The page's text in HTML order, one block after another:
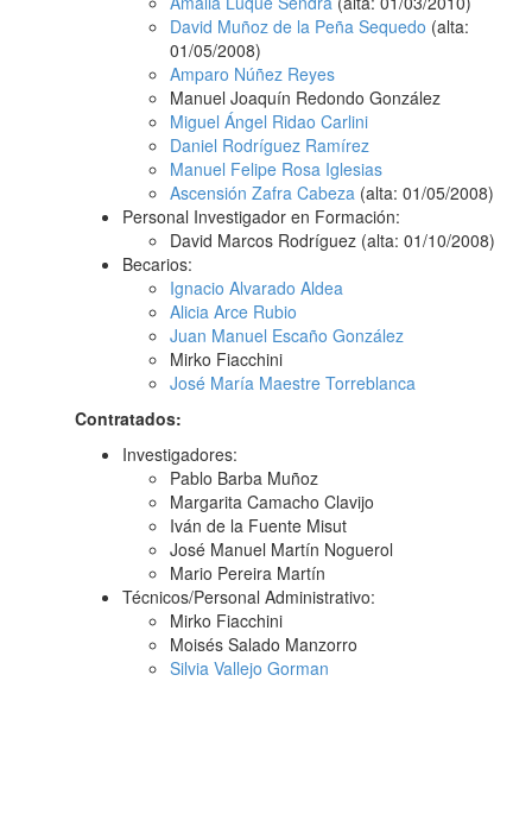
David Muñoz de la Peña Sequedo (alta:
01/05/2008)
Amparo Núñez Reyes
Manuel Joaquín Redondo González
Miguel Ángel Ridao Carlini
Daniel Rodríguez Ramírez
Manuel Felipe Rosa Iglesias
Ascensión Zafra Cabeza(alta: 01/05/2008)
Personal Investigador en Formación:
David Marcos Rodríguez (alta: 01/10/2008)
Becarios:
Ignacio Alvarado Aldea
Alicia Arce Rubio
Juan Manuel Escaño González
Mirko Fiacchini
José María Maestre Torreblanca
Contratados:
Investigadores:
Pablo Barba Muñoz
Margarita Camacho Clavijo
Iván de la Fuente Misut
José Manuel Martín Noguerol
Mario Pereira Martín
Técnicos/Personal Administrativo:
Mirko Fiacchini
Moisés Salado Manzorro
Silvia Vallejo Gorman